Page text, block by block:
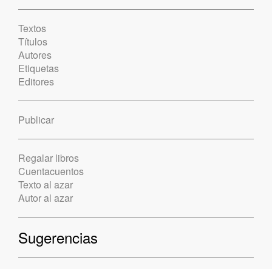
Textos
Títulos
Autores
Etiquetas
Editores
Publicar
Regalar libros
Cuentacuentos
Texto al azar
Autor al azar
Sugerencias